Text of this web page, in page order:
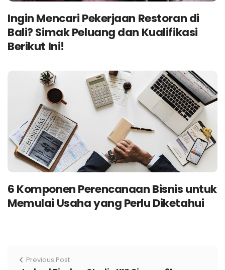
Ingin Mencari Pekerjaan Restoran di
Bali? Simak Peluang dan Kualifikasi
Berikut Ini!
6 Komponen Perencanaan Bisnis untuk
Memulai Usaha yang Perlu Diketahui
Previous Post